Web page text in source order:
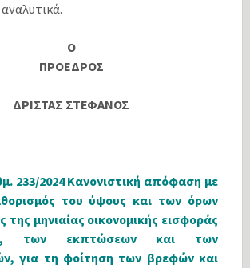
Ο
ΠΡΟΕΔΡΟΣ
ΔΡΙΣΤΑΣ ΣΤΕΦΑΝΟΣ
233/2024 Κανονιστική απόφαση με
του ύψους και των όρων
της μηνιαίας οικονομικής εισφοράς
των εκπτώσεων και των
για τη φοίτηση των βρεφών και